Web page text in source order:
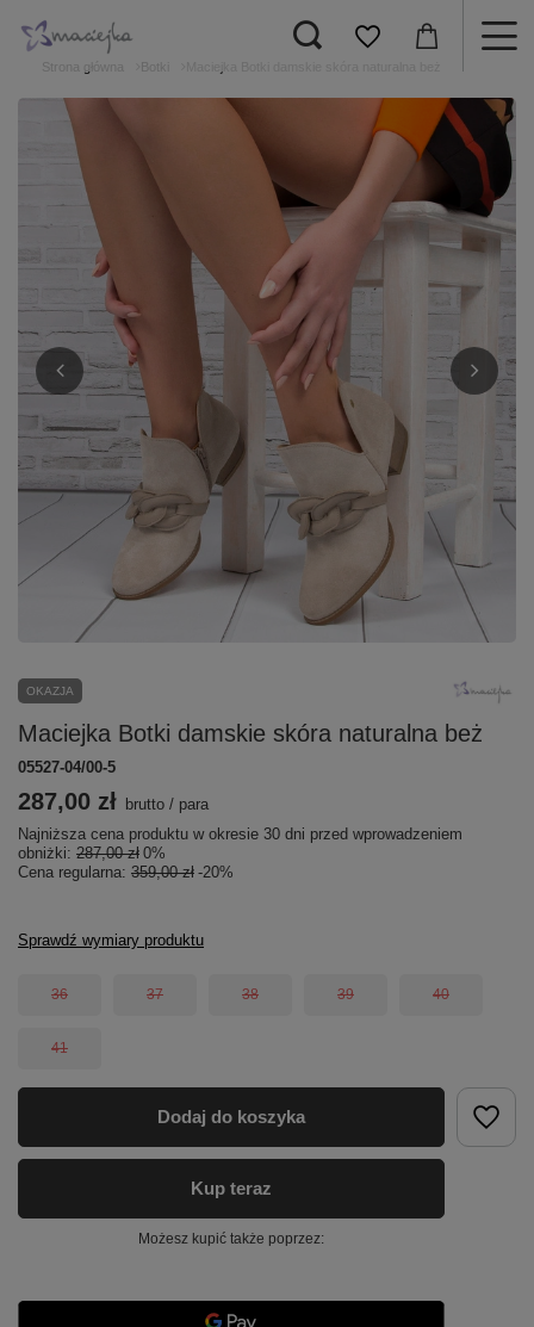
Strona główna Botki
OKAZJA
Maciejka Botki damskie skóra naturalna beż
05527-04/00-5
287,00 zł brutto / para
Najniższa cena produktu w okresie 30 dni przed wprowadzeniem
obniżki: 287,00 zł 0%
Cena regularna: 359,00 zł -20%
Sprawdź wymiary produktu
36 37 38 39 40
41
Dodaj do koszyka
Kup teraz
Możesz kupić także poprzez: